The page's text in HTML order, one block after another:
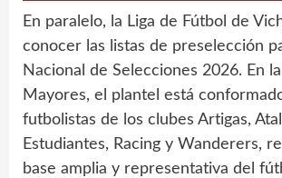
En paralelo, la Liga de Fútbol de
conocer las listas de preselección
Nacional de Selecciones 2026. En
Mayores, el plantel está
futbolistas de los clubes Artigas,
Estudiantes, Racing y Wanderers,
base amplia y representativa del